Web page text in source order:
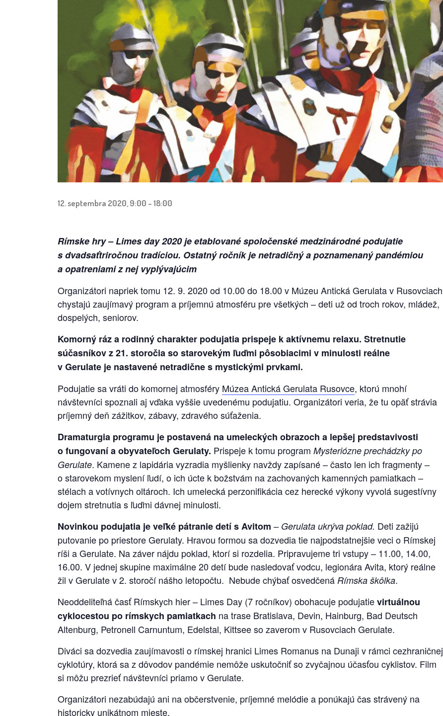
12. septembra 2020, 9:00 -18:00
Rímske hry – Limes day 2020 je etablované spoločenské medzinárodné podujatie
s dvadsaťtriročnou tradíciou. Ostatný ročník je netradičný a poznamenaný pandémiou
a opatreniami z nej vyplývajúcim
Organizátori napriek tomu 12. 9. 2020 od 10.00 do 18.00 v Múzeu Antická Gerulata v Rusovciach
chystajú zaujímavý program a príjemnú atmosféru pre všetkých – deti už od troch rokov, mládež,
dospelých, seniorov.
Komorný ráz a rodinný charakter podujatia prispeje k aktívnemu relaxu. Stretnutie
súčasníkov z 21. storočia so starovekým ľuďmi pôsobiacimi v minulosti reálne
v Gerulate je nastavené netradične s mystickými prvkami.
Podujatie sa vráti do komornej atmosféry Múzea Antická Gerulata Rusovce, ktorú mnohí
návštevníci spoznali aj vďaka vyššie uvedenému podujatiu. Organizátori veria, že tu opäť strávia
príjemný deň zážitkov, zábavy, zdravého súťaženia.
Dramaturgia programu je postavená na umeleckých obrazoch a lepšej predstavivosti
o fungovaní a obyvateľoch Gerulaty. Prispeje k tomu program Mysteriózne prechádzky po
Gerulate. Kamene z lapidária vyzradia myšlienky navždy zapísané – často len ich fragmenty –
o starovekom myslení ľudí, o ich úcte k božstvám na zachovaných kamenných pamiatkach –
stélach a votívnych oltároch. Ich umelecká perzonifikácia cez herecké výkony vyvolá sugestívny
dojem stretnutia s ľuďmi dávnej minulosti.
Novinkou podujatia je veľké pátranie detí s Avitom – Gerulata ukrýva poklad. Deti zažijú
putovanie po priestore Gerulaty. Hravou formou sadozvedia tie najpodstatnejšie veci o Rímskej
ríši a Gerulate. Na záver nájdu poklad, ktorí si rozdelia. Pripravujeme tri vstupy – 11.00, 14.00,
16.00. V jednej skupine maximálne 20 detí bude nasledovať vodcu, legionára Avita, ktorý reálne
žil v Gerulate v 2. storočí nášho letopočtu. Nebude chýbať osvedčená Rímska škôlka.
Neoddeliteľná časť Rímskych hier – Limes Day (7 ročníkov) obohacuje podujatievirtuálnou
cyklocestou po rímskych pamiatkach na trase Bratislava, Devin, Hainburg, Bad Deutsch
Altenburg, Petronell Carnuntum, Edelstal, Kittsee so zaverom v Rusovciach Gerulate.
Diváci sa dozvedia zaujímavosti o rímskej hranici Limes Romanus na Dunaji v rámci cezhraničnej
cyklotúry, ktorá sa z dôvodov pandémie nemôže uskutočniť so zvyčajnou účasťou cyklistov. Film
si môžu prezrieť návštevníci priamo v Gerulate.
Organizátori nezabúdajú ani na občerstvenie, príjemné melódie a ponúkajú čas strávený na
historicky unikátnom mieste.